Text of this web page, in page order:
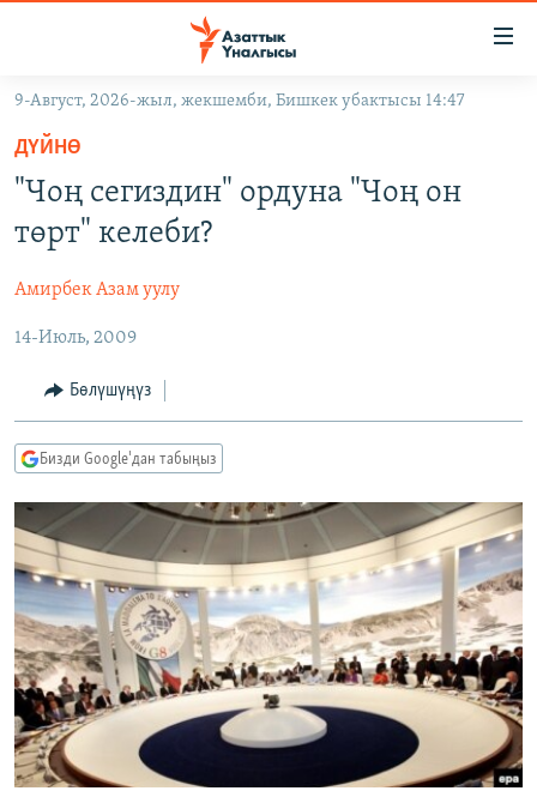
Навигацияга
өтүңүз
Издөөгө
салыңыз
ЖАҢЫЛЫКТАР
КЫРГЫЗСТАН
КЫРГЫЗСТАН
ЭКОНОМИКА
МАДАНИЯТ
ДҮЙНӨ
БОРБОР АЗИЯ
УКРАИНА
АТАЙЫН ИЛИКТӨӨ
ТВ ПРОГРАММАЛАР
БҮГҮН АЗАТТЫКТА
БИЗ ЖАНА ДҮЙНӨ
ДАНИСТЕ
ЭЖЕ-СИҢДИЛЕР
АЗАТТЫК+
ЫҢГАЙСЫЗ СУРООЛОР
ПОДКАСТ
ӨЗГӨЧӨ ПИКИР
ОНЛАЙН ШЕРИНЕ
ЭЕ/АРнун бардык сайттары
9-Август, 2026-жыл, жекшемби, Бишкек убактысы 14:47
ДҮЙНӨ
"Чоң сегиздин" ордуна "Чоң он
төрт" келеби?
Амирбек Азам уулу
14-Июль, 2009
Бөлүшүңүз
Бизди Google'дан табыңыз